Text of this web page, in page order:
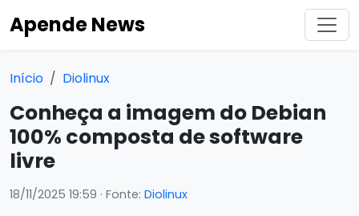
Apende News
Início Diolinux
Conheça a imagem do Debian
100% composta de software
livre
18/11/2025 19:59 · Fonte: Diolinux